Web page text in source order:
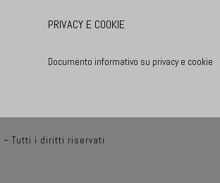
PRIVACY E COOKIE
Documento informativo su privacy e cookie
– Tutti i diritti riservati